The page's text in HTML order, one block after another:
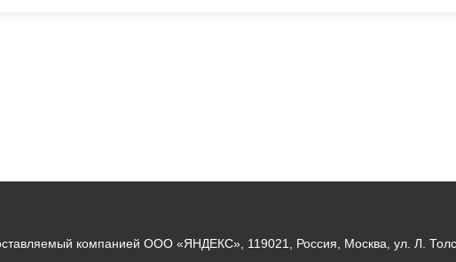
компанией ООО «ЯНДЕКС», 119021, Россия, Москва, ул. Л.